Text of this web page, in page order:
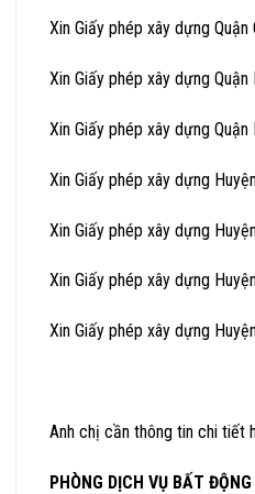
Xin Giấy phép xây dựng Quận
Xin Giấy phép xây dựng Quận
Xin Giấy phép xây dựng Quận
Xin Giấy phép xây dựng
Xin Giấy phép xây dựng
Xin Giấy phép xây dựng
Xin Giấy phép xây dựng
Anh chị cần thông tin chi tiết
PHÒNG DỊCH VỤ BẤT